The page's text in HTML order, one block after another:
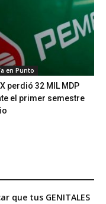
en Punto
perdió 32 MIL MDP
el primer semestre
que tus GENITALES